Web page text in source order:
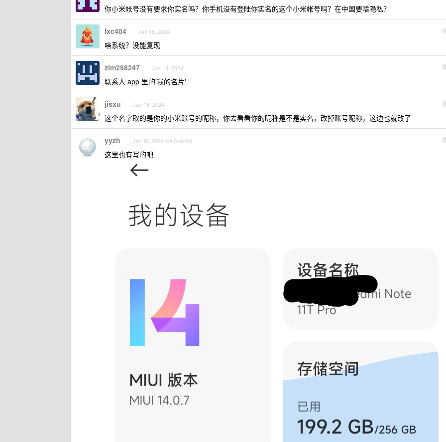
你小米帐号没有要求你实名吗？你手机没有登陆你实名的这个小米帐号吗？在中国要啥隐私？
4
lxc404 Jan 18, 2024
啥系统？没能复现
5
zim298247 Jan 18, 2024
联系人 app 里的'我的名片'
6
jisxu Jan 18, 2024
这个名字取的是你的小米账号的昵称，你去看看你的昵称是不是实名，改掉账号昵称，这边也就改了
7
yyzh Jan 18, 2024 via Android
这里也有写的吧